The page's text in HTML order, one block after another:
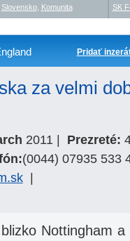
Pridať
za velmi
2011 | Prezreté:
(0044) 07935 533
|
Nottingham
Slovensko, Komunita SK